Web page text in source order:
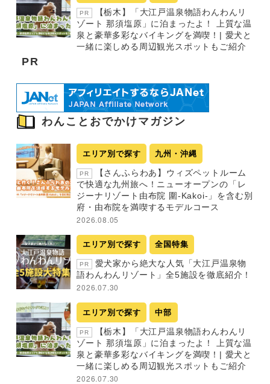
PR
【栃木】「大江戸温泉物語わんわんリ
ゾート 那須塩原」に泊まったよ！ 上質な温
泉と豪華多彩なバイキングを満喫！| 愛犬と
一緒に楽しめる周辺観光スポットもご紹介
PR
わんことおでかけマガジン
エリア別で探す 九州・沖縄
PR
【さんふらわあ】ウィズペットルーム
で快適な九州旅へ！ニューオープンの「レ
ジーナリゾート由布院 圍-Kakoi-」を含む別
府・由布院を満喫するモデルコース
2026.08.05
エリア別で探す 全国特集
PR
愛犬家から絶大な人気「大江戸温泉物
語わんわんリゾート」全5施設を徹底紹介！
2026.07.30
エリア別で探す 中部
PR
【栃木】「大江戸温泉物語わんわんリ
ゾート 那須塩原」に泊まったよ！ 上質な温
泉と豪華多彩なバイキングを満喫！| 愛犬と
一緒に楽しめる周辺観光スポットもご紹介
2026.07.30